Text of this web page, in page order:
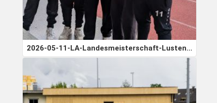
2026-05-11-LA-Landesmeisterschaft-Lusten...